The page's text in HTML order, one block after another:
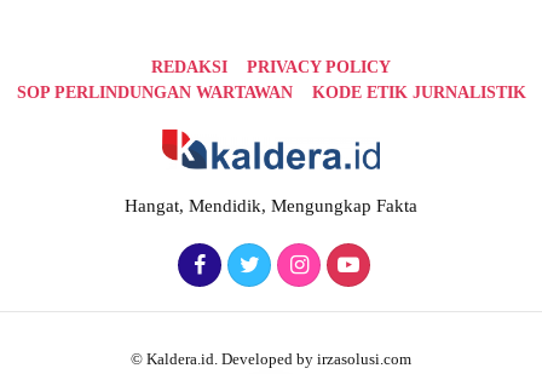
REDAKSI
PRIVACY POLICY
SOP PERLINDUNGAN WARTAWAN
KODE ETIK JURNALISTIK
Hangat, Mendidik, Mengungkap Fakta
© Kaldera.id. Developed by irzasolusi.com